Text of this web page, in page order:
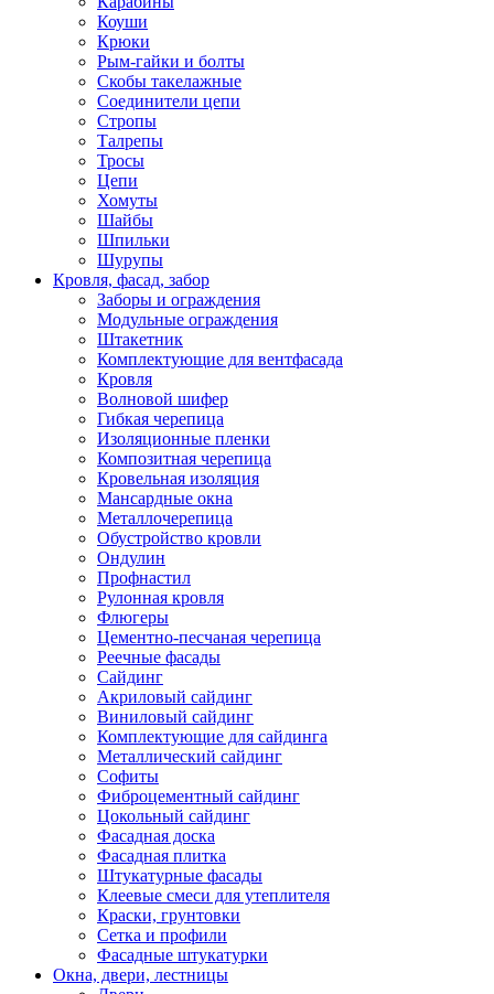
Коуши
Крюки
Рым-гайки и болты
Скобы такелажные
Соединители цепи
Стропы
Талрепы
Тросы
Цепи
Хомуты
Шайбы
Шпильки
Шурупы
Кровля, фасад, забор
Заборы и ограждения
Модульные ограждения
Штакетник
Комплектующие для вентфасада
Кровля
Волновой шифер
Гибкая черепица
Изоляционные пленки
Композитная черепица
Кровельная изоляция
Мансардные окна
Металлочерепица
Обустройство кровли
Ондулин
Профнастил
Рулонная кровля
Флюгеры
Цементно-песчаная черепица
Реечные фасады
Сайдинг
Акриловый сайдинг
Виниловый сайдинг
Комплектующие для сайдинга
Металлический сайдинг
Софиты
Фиброцементный сайдинг
Цокольный сайдинг
Фасадная доска
Фасадная плитка
Штукатурные фасады
Клеевые смеси для утеплителя
Краски, грунтовки
Сетка и профили
Фасадные штукатурки
Окна, двери, лестницы